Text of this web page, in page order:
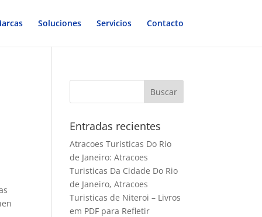
Soluciones Servicios Contacto
Entradas recientes
Atracoes Turisticas Do Rio
de Janeiro: Atracoes
Turisticas Da Cidade Do Rio
de Janeiro, Atracoes
Turisticas de Niteroi – Livros
em PDF para Refletir